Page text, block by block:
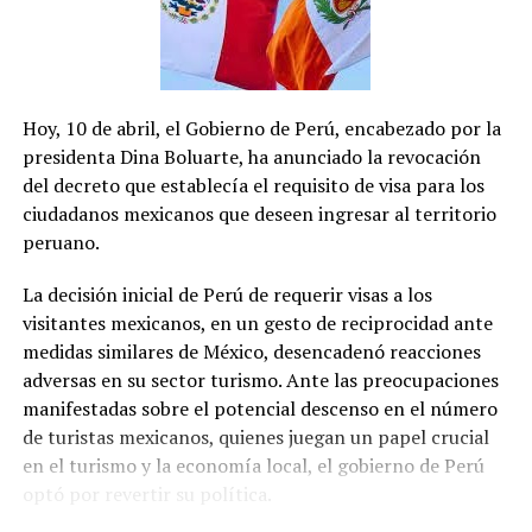
independiente tanto a Morena como al PAN-PRI-PRD.
Con una trayectoria en diversos cargos públicos, ha sido
diputado federal y secretario de Salud federal durante la
de Desarrollo Económico de la Ciudad de México durante
el gobierno de Miguel Ángel Mancera.
El proceso electoral promete ser reñido, con tres
candidatos con propuestas y perfiles políticos diversos,
mexicana.
Hoy, 10 de abril, el Gobierno de Perú, encabezado por la
presidenta Dina Boluarte, ha anunciado la revocación
del decreto que establecía el requisito de visa para los
ciudadanos mexicanos que deseen ingresar al territorio
peruano.
La decisión inicial de Perú de requerir visas a los
visitantes mexicanos, en un gesto de reciprocidad ante
medidas similares de México, desencadenó reacciones
adversas en su sector turismo. Ante las preocupaciones
manifestadas sobre el potencial descenso en el número
de turistas mexicanos, quienes juegan un papel crucial
en el turismo y la economía local, el gobierno de Perú
optó por revertir su política.